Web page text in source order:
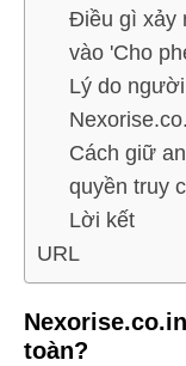
Điều gì xảy
vào 'Cho
Lý do
Cách giữ
quyền truy
Lời kết
URL
toàn?